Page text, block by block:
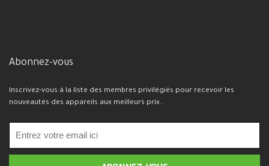
Abonnez-vous
Inscrivez-vous à la liste des membres privilégiés pour recevoir les
nouveautés des appareils aux meilleurs prix..